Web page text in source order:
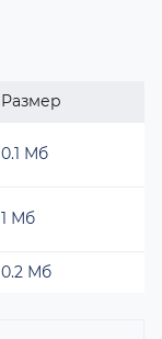
Размер
0.1 Мб
1 Мб
0.2 Мб